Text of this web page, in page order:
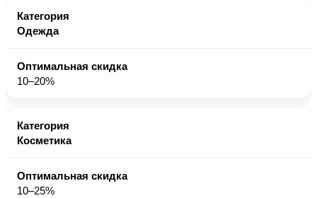
Одежда
10–20%
Косметика
10–25%